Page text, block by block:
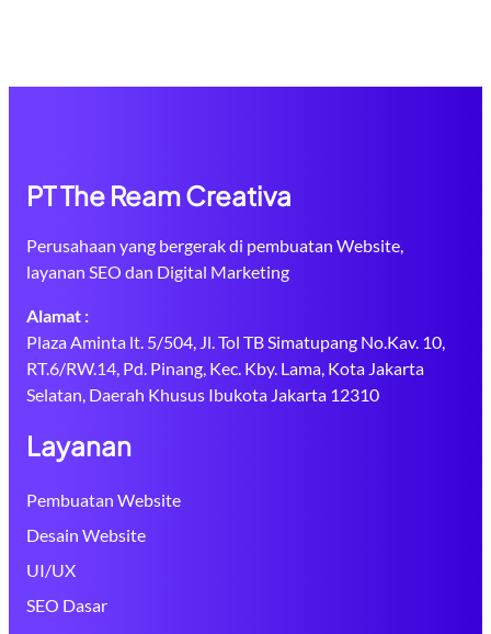
PT The Ream Creativa
Perusahaan yang bergerak di pembuatan Website,
layanan SEO dan Digital Marketing
Alamat :
Plaza Aminta lt. 5/504, Jl. Tol TB Simatupang No.Kav. 10,
RT.6/RW.14, Pd. Pinang, Kec. Kby. Lama, Kota Jakarta
Selatan, Daerah Khusus Ibukota Jakarta 12310
Layanan
Pembuatan Website
Desain Website
UI/UX
SEO Dasar